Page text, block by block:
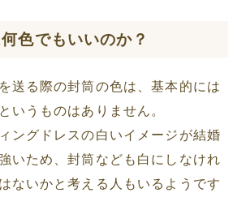
色でもいいのか？
送る際の封筒の色は、基本的には
いうものはありません。
ングドレスの白いイメージが結婚
いため、封筒なども白にしなけれ
ないかと考える人もいるようです